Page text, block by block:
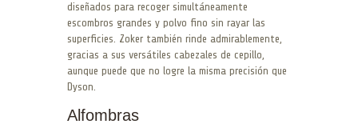
diseñados para recoger simultáneamente
escombros grandes y polvo fino sin rayar las
superficies. Zoker también rinde admirablemente,
gracias a sus versátiles cabezales de cepillo,
aunque puede que no logre la misma precisión que
Dyson.
Alfombras